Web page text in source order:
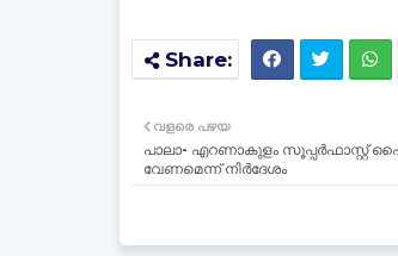
വളരെ പഴയ
പാലാ- എറണാകുളം സൂപ്പർഫാസ്റ്റ്
വേണമെന്ന് നിർദേശം